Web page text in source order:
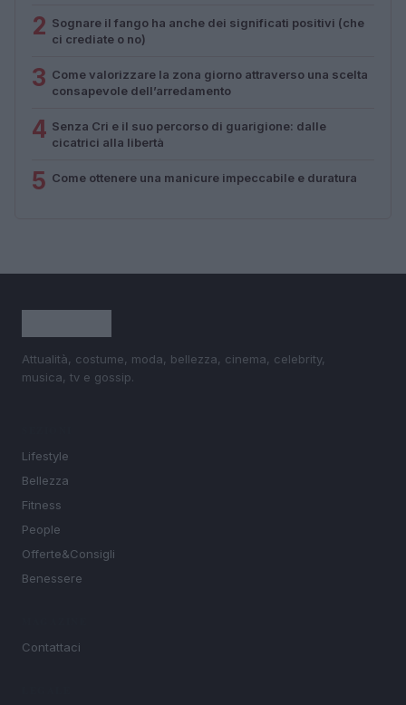
2 Sognare il fango ha anche dei significati positivi (che
ci crediate o no)
3 Come valorizzare la zona giorno attraverso una scelta
consapevole dell’arredamento
4 Senza Cri e il suo percorso di guarigione: dalle
cicatrici alla libertà
5 Come ottenere una manicure impeccabile e duratura
Attualità, costume, moda, bellezza, cinema, celebrity,
musica, tv e gossip.
Lifestyle
Bellezza
Fitness
People
Offerte&Consigli
Benessere
Contattaci